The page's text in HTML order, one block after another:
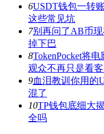
6USDT钱包一转
这些常见坑
7别再问了AB币
掉下巴
8TokenPocket将
观众不再只是看
9血泪教训你用的
混了
10TP钱包底细大
全吗